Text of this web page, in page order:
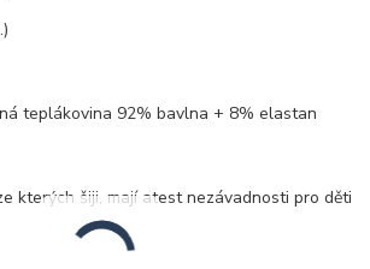
teplákovina 92% bavlna + 8% elastan
kterých šiji, mají atest nezávadnosti pro děti